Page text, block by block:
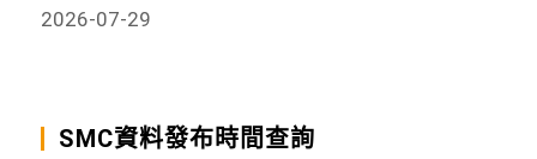
2026-07-29
SMC資料發布時間查詢